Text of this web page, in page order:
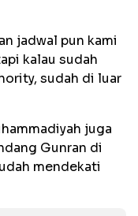
jadwal pun kami
kalau sudah
sudah di luar
juga
Gunran di
mendekati